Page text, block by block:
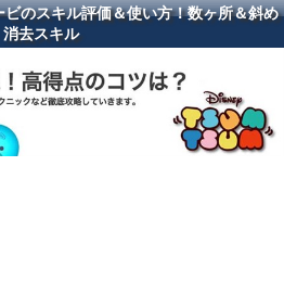
のスキル評価＆使い方！数ヶ所＆斜め
消去スキル